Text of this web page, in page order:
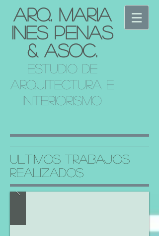
Arq. Maria
Ines Penas
& Asoc.
estudio de
arquitectura e
interiorismo
ultimos TRABAJOS
REALIZADOS